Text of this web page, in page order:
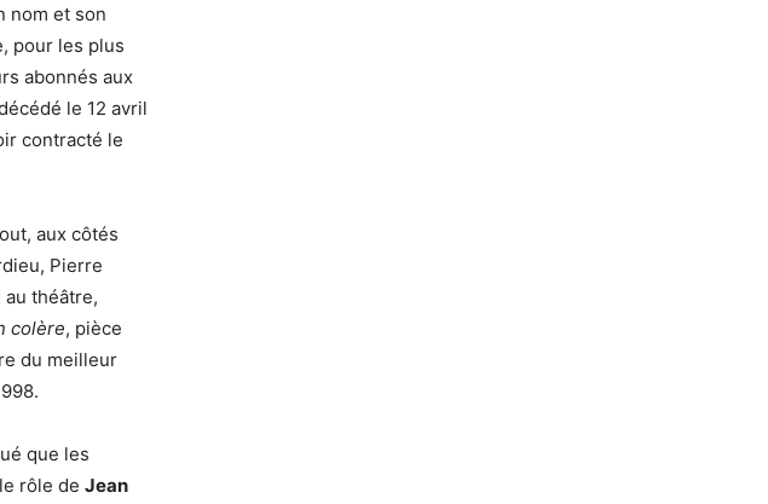
nom et son
pour les plus
abonnés aux
le 12 avril
contracté le
aux côtés
Pierre
au théâtre,
colère, pièce
du meilleur
que les
rôle de Jean